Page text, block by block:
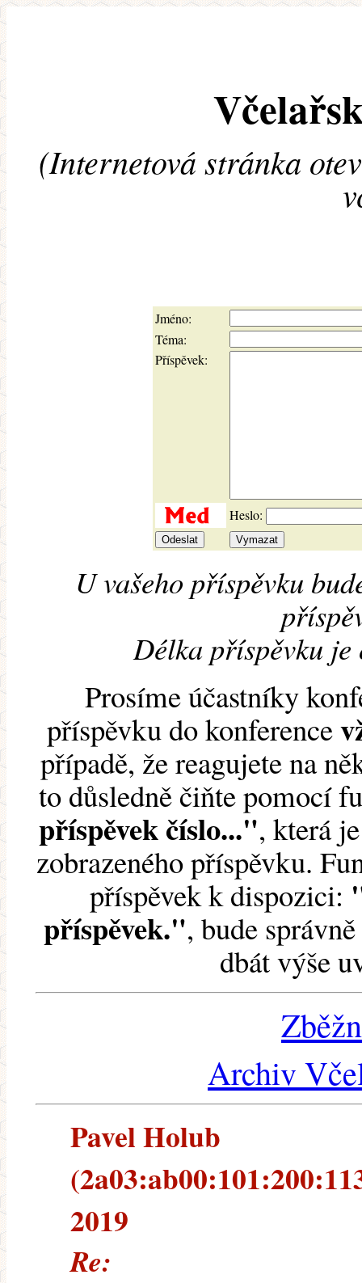
(Internetová stránka
Jméno:
Téma:
Příspěvek:
Heslo:
U vašeho příspěvku
Délka příspěvku je
Prosíme účastníky
příspěvku do konference
případě, že reagujete na
to důsledně čiňte pomocí
příspěvek číslo...", která
zobrazeného příspěvku.
příspěvek k dispozici:
příspěvek.", bude
dbát výše
Archiv
Pavel Holub
2019
Re: